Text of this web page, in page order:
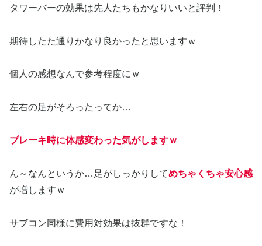
タワーバーの効果は先人たちもかなりいいと評判！
期待したた通りかなり良かったと思いますｗ
個人の感想なんで参考程度にｗ
左右の足がそろったってか…
ブレーキ時に体感変わった気がしますｗ
ん～なんというか…足がしっかりしてめちゃくちゃ安心感
が増しますｗ
サブコン同様に費用対効果は抜群ですな！